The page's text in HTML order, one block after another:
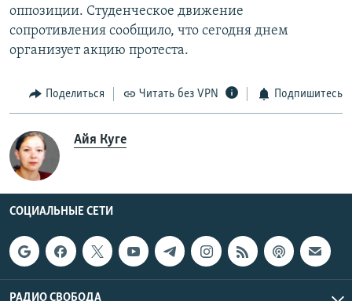
оппозиции. Студенческое движение
сопротивления сообщило, что сегодня днем
организует акцию протеста.
Поделиться Читать без VPN Подпишитесь
Айя Куге
СОЦИАЛЬНЫЕ СЕТИ
РАДИО СВОБОДА